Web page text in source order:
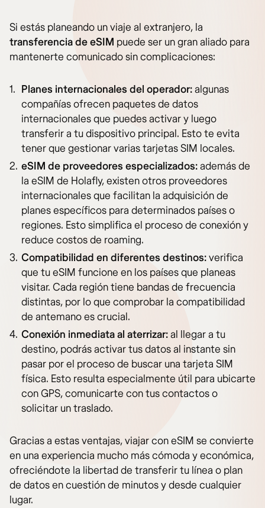
Si estás planeando un viaje al extranjero, la
transferencia de eSIM puede ser un gran aliado para
mantenerte comunicado sin complicaciones:
Planes internacionales del operador:algunas
compañías ofrecen paquetes de datos
internacionales que puedes activar y luego
transferir a tu dispositivo principal. Esto te evita
tener que gestionar varias tarjetas SIM locales.
eSIM de proveedores especializados:además de
la eSIM de Holafly, existen otros proveedores
internacionales que facilitan la adquisición de
planes específicos para determinados países o
regiones. Esto simplifica el proceso de conexión y
reduce costos de roaming.
Compatibilidad en diferentes destinos:verifica
que tu eSIM funcione en los países que planeas
visitar. Cada región tiene bandas de frecuencia
distintas, por lo que comprobar la compatibilidad
de antemano es crucial.
Conexión inmediata al aterrizar:al llegar a tu
destino, podrás activar tus datos al instante sin
pasar por el proceso de buscar una tarjeta SIM
física. Esto resulta especialmente útil para ubicarte
con GPS, comunicarte con tus contactos o
solicitar un traslado.
Gracias a estas ventajas, viajar con eSIM se convierte
en una experiencia mucho más cómoda y económica,
ofreciéndote la libertad de transferir tu línea o plan
de datos en cuestión de minutos y desde cualquier
lugar.